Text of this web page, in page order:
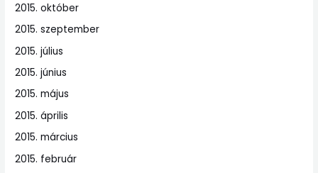
2015. október
2015. szeptember
2015. július
2015. június
2015. május
2015. április
2015. március
2015. február